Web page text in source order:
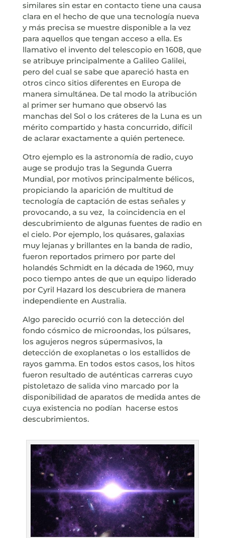
similares sin estar en contacto tiene una causa
clara en el hecho de que una tecnología nueva
y más precisa se muestre disponible a la vez
para aquellos que tengan acceso a ella. Es
llamativo el invento del telescopio en 1608, que
se atribuye principalmente a Galileo Galilei,
pero del cual se sabe que apareció hasta en
otros cinco sitios diferentes en Europa de
manera simultánea. De tal modo la atribución
al primer ser humano que observó las
manchas del Sol o los cráteres de la Luna es un
mérito compartido y hasta concurrido, difícil
de aclarar exactamente a quién pertenece.
Otro ejemplo es la astronomía de radio, cuyo
auge se produjo tras la Segunda Guerra
Mundial, por motivos principalmente bélicos,
propiciando la aparición de multitud de
tecnología de captación de estas señales y
provocando, a su vez, la coincidencia en el
descubrimiento de algunas fuentes de radio en
el cielo. Por ejemplo, los quásares, galaxias
muy lejanas y brillantes en la banda de radio,
fueron reportados primero por parte del
holandés Schmidt en la década de 1960, muy
poco tiempo antes de que un equipo liderado
por Cyril Hazard los descubriera de manera
independiente en Australia.
Algo parecido ocurrió con la detección del
fondo cósmico de microondas, los púlsares,
los agujeros negros súpermasivos, la
detección de exoplanetas o los estallidos de
rayos gamma. En todos estos casos, los hitos
fueron resultado de auténticas carreras cuyo
pistoletazo de salida vino marcado por la
disponibilidad de aparatos de medida antes de
cuya existencia no podían hacerse estos
descubrimientos.